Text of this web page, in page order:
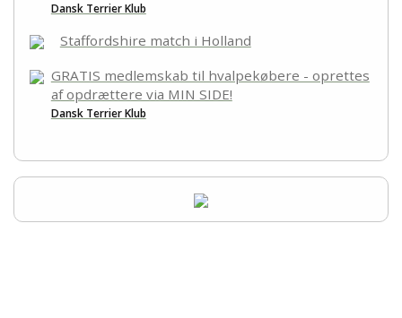
Dansk Terrier Klub
Staffordshire match i Holland
GRATIS medlemskab til hvalpekøbere - oprettes
af opdrættere via MIN SIDE!
Dansk Terrier Klub